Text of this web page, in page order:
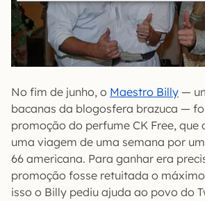
No fim de junho, o Maestro Billy —
bacanas da blogosfera brazuca —
promoção do perfume CK Free, que
uma viagem de uma semana por
66 americana. Para ganhar era
promoção fosse retuitada o
isso o Billy pediu ajuda ao povo do